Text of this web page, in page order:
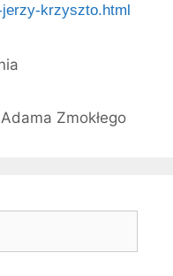
krzyszto.html
Zmokłego